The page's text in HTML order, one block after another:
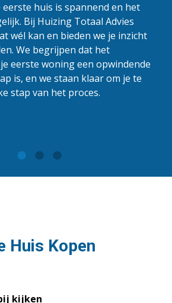
huis is spannend en het
Bij Huizing Totaal Advies
wél kan en bieden we je inzicht
We begrijpen dat het
eerste woning een opwindende
is, en we staan klaar om je te
stap van het proces.
Huis Kopen
kijken